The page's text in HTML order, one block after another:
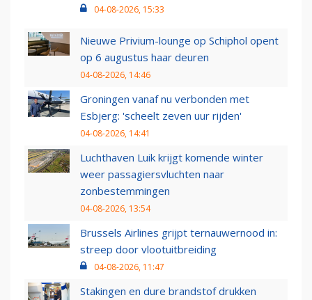
04-08-2026, 15:33
Nieuwe Privium-lounge op Schiphol opent
op 6 augustus haar deuren
04-08-2026, 14:46
Groningen vanaf nu verbonden met
Esbjerg: 'scheelt zeven uur rijden'
04-08-2026, 14:41
Luchthaven Luik krijgt komende winter
weer passagiersvluchten naar
zonbestemmingen
04-08-2026, 13:54
Brussels Airlines grijpt ternauwernood in:
streep door vlootuitbreiding
04-08-2026, 11:47
Stakingen en dure brandstof drukken